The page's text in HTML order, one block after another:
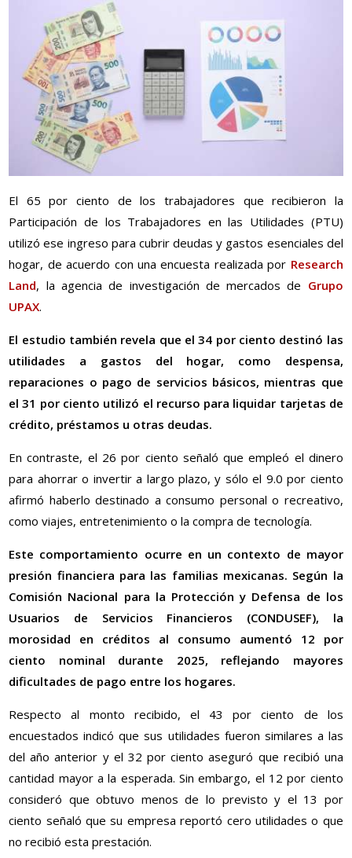
El 65 por ciento de los trabajadores que recibieron la
Participación de los Trabajadores en las Utilidades (PTU)
utilizó ese ingreso para cubrir deudas y gastos esenciales del
hogar, de acuerdo con una encuesta realizada por Research
Land, la agencia de investigación de mercados de Grupo
UPAX.
El estudio también revela que el 34 por ciento destinó las
utilidades a gastos del hogar, como despensa,
reparaciones o pago de servicios básicos, mientras que
el 31 por ciento utilizó el recurso para liquidar tarjetas de
crédito, préstamos u otras deudas.
En contraste, el 26 por ciento señaló que empleó el dinero
para ahorrar o invertir a largo plazo, y sólo el 9.0 por ciento
afirmó haberlo destinado a consumo personal o recreativo,
como viajes, entretenimiento o la compra de tecnología.
Este comportamiento ocurre en un contexto de mayor
presión financiera para las familias mexicanas. Según la
Comisión Nacional para la Protección y Defensa de los
Usuarios de Servicios Financieros (CONDUSEF), la
morosidad en créditos al consumo aumentó 12 por
ciento nominal durante 2025, reflejando mayores
dificultades de pago entre los hogares.
Respecto al monto recibido, el 43 por ciento de los
encuestados indicó que sus utilidades fueron similares a las
del año anterior y el 32 por ciento aseguró que recibió una
cantidad mayor a la esperada. Sin embargo, el 12 por ciento
consideró que obtuvo menos de lo previsto y el 13 por
ciento señaló que su empresa reportó cero utilidades o que
no recibió esta prestación.